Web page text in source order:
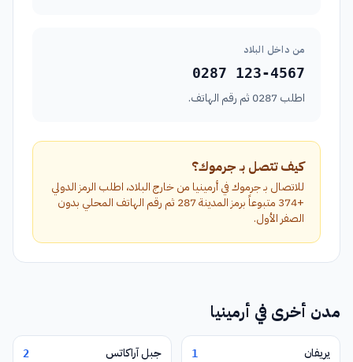
من داخل البلاد
0287 123-4567
اطلب 0287 ثم رقم الهاتف.
كيف تتصل بـ جرموك؟
للاتصال بـ جرموك في أرمينيا من خارج البلاد، اطلب الرمز الدولي
+374 متبوعاً برمز المدينة 287 ثم رقم الهاتف المحلي بدون
الصفر الأول.
مدن أخرى في أرمينيا
يريفان 1 جبل آراكاتس 2